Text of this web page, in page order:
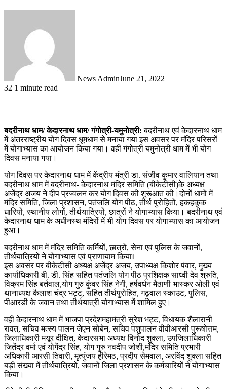
News AdminJune 21, 2022
32 1 minute read
बदरीनाथ धाम/ केदारनाथ धाम/ गंगोत्री-यमुनोत्री:बदरीनाथ एवं केदारनाथ धाम
में अंतरराष्ट्रीय योग दिवस धूमधाम से मनाया गया इस अवसर पर मंदिर परिसरों
में योगाभ्यास का आयोजन किया गया। वहीं गंगोत्री यमुनोत्री धाम में भी योग
दिवस मनाया गया।
योग दिवस पर केदारनाथ धाम में केंद्रीय मंत्री डा. संजीव कुमार वालियान तथा
बदरीनाथ धाम में बदरीनाथ- केदारनाथ मंदिर समिति (बीकेटीसी)के अध्यक्ष
अजेंद्र अजय ने दीप प्रज्वलन कर योग दिवस की शुरूआत की।दोनों धामों में
मंदिर समिति, जिला प्रशासन, पतंजलि योग पीठ, तीर्थ पुरोहितों, हकहकूक
धारियों, स्थानीय लोगों, तीर्थयात्रियों, छात्रों ने योगाभ्यास किया। बदरीनाथ एवं
केदारनाथ धाम के अधीनस्थ मंदिरों में भी योग दिवस पर योगाभ्यास का आयोजन
हुआ।
बदरीनाथ धाम में मंदिर समिति कर्मियों, छात्रों, सेना एवं पुलिस के जवानों,
तीर्थयात्रियों ने योगाभ्यास एवं प्राणायाम कियाI
इस अवसर पर बीकेटीसी अध्यक्ष अजेंद्र अजय, उपाध्यक्ष किशोर पंवार, मुख्य
कार्याधिकारी बी. डी. सिंह सहित पतंजलि योग पीठ प्रशिक्षक साध्वी देव श्रुति,
विक्रम सिंह बर्तवाल,योग गुरु कुंवर सिंह नेगी, हर्षवर्धन मैठाणी भास्कर ओली एवं
थानाध्यक्ष कैलाश चंद्र भट्ट, सहित तीर्थपुरोहित, गढ़वाल स्काउट, पुलिस,
पीआरडी के जवान तथा तीर्थयात्री योगाभ्यास में शामिल हुए।
वहीं केदारनाथ धाम में भाजपा प्रदेश‌महामंत्री सुरेश भट्ट, विधायक शैलारानी
रावत, सचिव मत्स्य पालन जेएन सोबेन, सचिव पशुपालन वीवीआरसी पुरूषोत्तम,
जिलाधिकारी मयूर दीक्षित, केदारसभा अध्यक्ष विनोद शुक्ला, उपजिलाधिकारी
जितेंद्र वर्मा एवं योगेंद्र सिंह, योग गुरु नवदीप जोशी,मंदिर समिति प्रभारी
अधिकारी आरसी तिवारी, मृत्युंजय हीरेमठ, प्रदीप सेमवाल, अरविंद शुक्ला सहित
बड़ी संख्या में तीर्थयात्रियों, जवानों जिला प्रशासन के कर्मचारियों ने योगाभ्यास
किया।